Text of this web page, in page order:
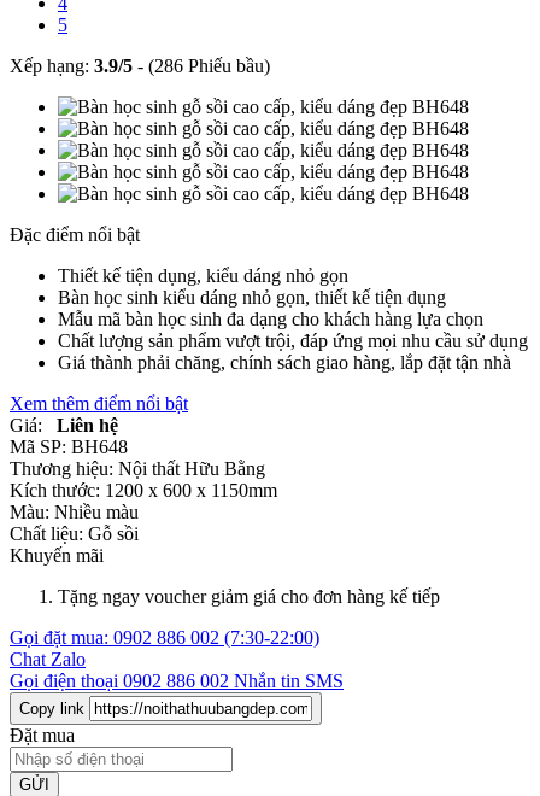
5
Xếp hạng: 3.9/5 - (286 Phiếu bầu)
Đặc điểm nổi bật
Thiết kế tiện dụng, kiểu dáng nhỏ gọn
Bàn học sinh kiểu dáng nhỏ gọn, thiết kế tiện dụng
Mẫu mã bàn học sinh đa dạng cho khách hàng lựa chọn
Chất lượng sản phẩm vượt trội, đáp ứng mọi nhu cầu sử dụng
Giá thành phải chăng, chính sách giao hàng, lắp đặt tận nhà
Xem thêm điểm nổi bật
Giá:
Liên hệ
Mã SP: BH648
Thương hiệu: Nội thất Hữu Bằng
Kích thước: 1200 x 600 x 1150mm
Màu: Nhiều màu
Chất liệu: Gỗ sồi
Khuyến mãi
Tặng ngay voucher giảm giá cho đơn hàng kế tiếp
Gọi đặt mua: 0902 886 002 (7:30-22:00)
Chat Zalo
Gọi điện thoại 0902 886 002 Nhắn tin SMS
Copy link
Đặt mua
GỬI